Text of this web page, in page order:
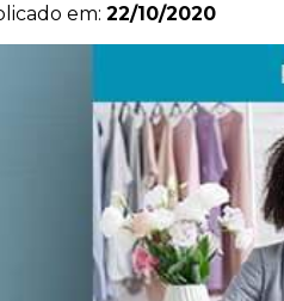
em: 22/10/2020